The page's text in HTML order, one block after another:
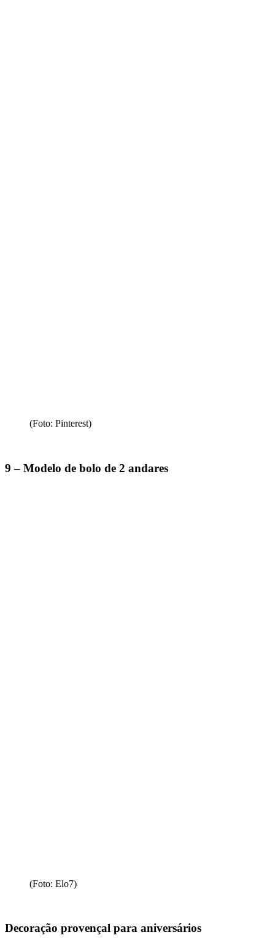
(Foto: Pinterest)
9 – Modelo de bolo de 2 andares
(Foto: Elo7)
Decoração provençal para aniversários